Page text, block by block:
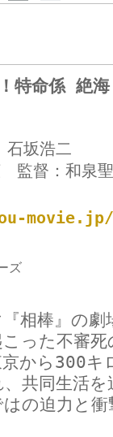
特命係 絶海
坂浩二
監督：和泉聖
movie.jp/
ズ
相棒』の劇
った不審
から300キ
共同生活
の迫力と衝